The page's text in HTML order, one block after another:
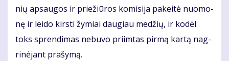
nių ap­sau­gos ir prie­žiū­ros ko­mi­si­ja pa­kei­tė nuo­mo­
nę ir lei­do kirs­ti žy­miai dau­giau me­džių, ir ko­dėl
toks spren­di­mas ne­bu­vo pri­im­tas pir­mą kar­tą nag­
ri­nė­jant pra­šy­mą.